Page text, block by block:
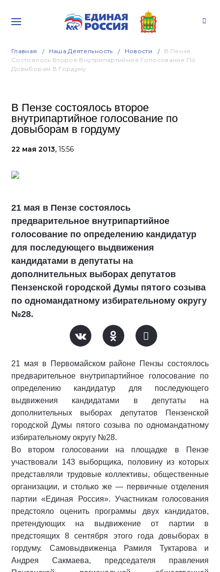
Главная Наша Деятельность Новости
В Пензе
Состоялось Второе Внутрипартийное Голосование По
Довыборам В Гордуму
В Пензе состоялось второе
внутрипартийное голосование по
довыборам в гордуму
22 мая 2013, 15:56
21 мая в Пензе состоялось
предварительное внутрипартийное
голосование по определению кандидатур
для последующего выдвижения
кандидатами в депутаты на
дополнительных выборах депутатов
Пензенской городской Думы пятого созыва
по одномандатному избирательному округу
№28.
21 мая в Первомайском районе Пензы состоялось
предварительное внутрипартийное голосование по
определению кандидатур для последующего
выдвижения кандидатами в депутаты на
дополнительных выборах депутатов Пензенской
городской Думы пятого созыва по одномандатному
избирательному округу №28.
Во втором голосовании на площадке в Пензе
участвовали 143 выборщика, половину из которых
представляли трудовые коллективы, общественные
организации, и столько же — первичные отделения
партии «Единая Россия». Участникам голосования
предстояло оценить программы двух кандидатов,
претендующих на выдвижение от партии в
предстоящих 8 сентября этого года довыборах в
гордуму. Самовыдвиженца Рамиля Туктарова и
Андрея Сакмаева, председателя правления